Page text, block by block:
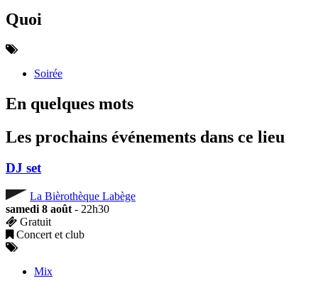
Quoi
Soirée
En quelques mots
Les prochains événements dans ce lieu
DJ set
La Bièrothèque Labège
samedi 8 août - 22h30
Gratuit
Concert et club
Mix